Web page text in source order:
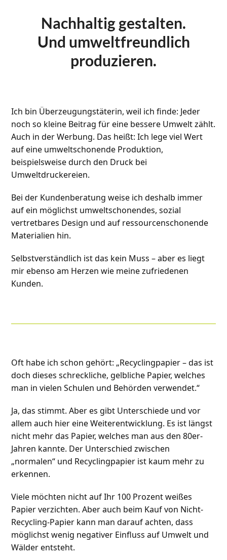
Nachhaltig gestalten.
Und umweltfreundlich
produzieren.
Ich bin Überzeugungstäterin, weil ich finde: Jeder
noch so kleine Beitrag für eine bessere Umwelt zählt.
Auch in der Werbung. Das heißt: Ich lege viel Wert
auf eine umweltschonende Produktion,
beispielsweise durch den Druck bei
Umweltdruckereien.
Bei der Kundenberatung weise ich deshalb immer
auf ein möglichst umweltschonendes, sozial
vertretbares Design und auf ressourcenschonende
Materialien hin.
Selbstverständlich ist das kein Muss – aber es liegt
mir ebenso am Herzen wie meine zufriedenen
Kunden.
Oft habe ich schon gehört: „Recyclingpapier – das ist
doch dieses schreckliche, gelbliche Papier, welches
man in vielen Schulen und Behörden verwendet.“
Ja, das stimmt. Aber es gibt Unterschiede und vor
allem auch hier eine Weiterentwicklung. Es ist längst
nicht mehr das Papier, welches man aus den 80er-
Jahren kannte. Der Unterschied zwischen
„normalen“ und Recyclingpapier ist kaum mehr zu
erkennen.
Viele möchten nicht auf Ihr 100 Prozent weißes
Papier verzichten. Aber auch beim Kauf von Nicht-
Recycling-Papier kann man darauf achten, dass
möglichst wenig negativer Einfluss auf Umwelt und
Wälder entsteht.